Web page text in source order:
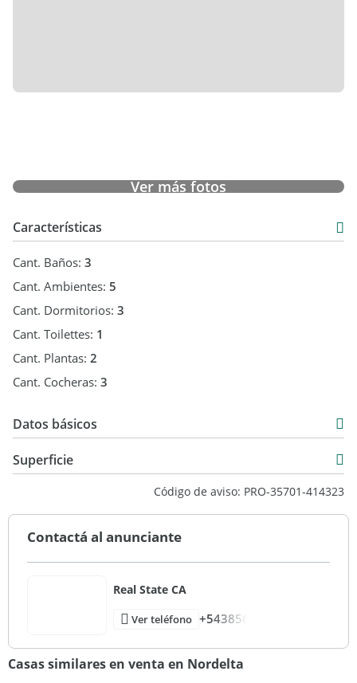
Ver más fotos
Características
Cant. Baños: 3
Cant. Ambientes: 5
Cant. Dormitorios: 3
Cant. Toilettes: 1
Cant. Plantas: 2
Cant. Cocheras: 3
Datos básicos
Venta
Superficie
Código de aviso: PRO-35701-414323
Contactá al anunciante
Real State CA
Ver teléfono +543856
Casas similares en venta en Nordelta